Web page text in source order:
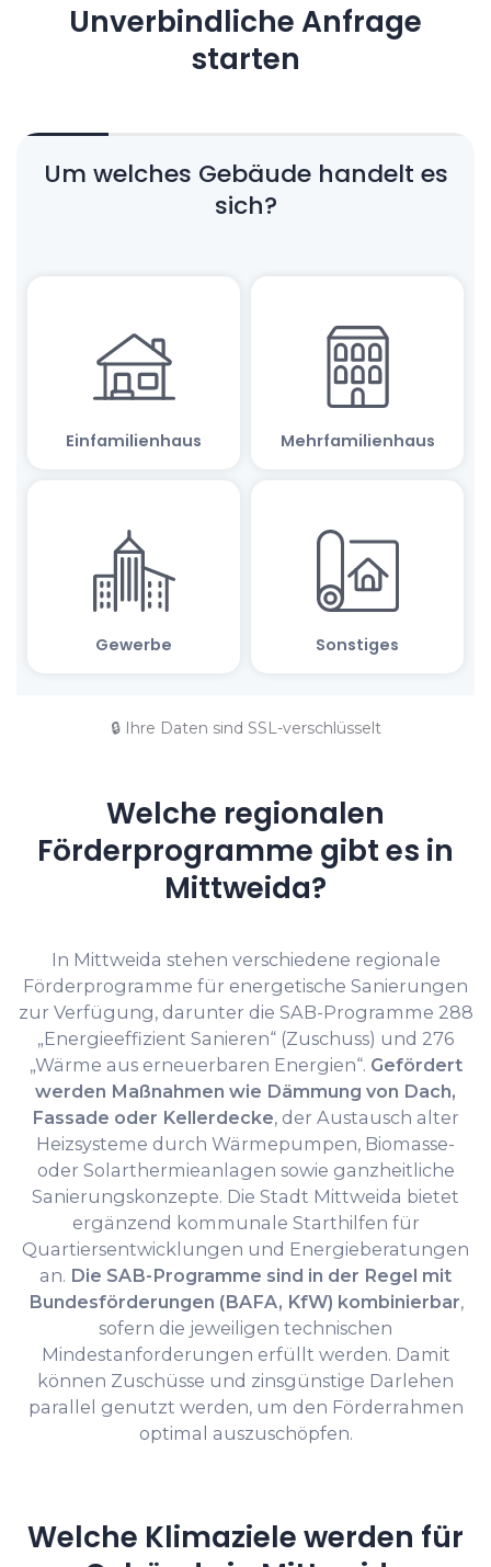
Unverbindliche Anfrage
starten
🔒 Ihre Daten sind SSL-verschlüsselt
Welche regionalen
Förderprogramme gibt es in
Mittweida?
In Mittweida stehen verschiedene regionale
Förderprogramme für energetische Sanierungen
zur Verfügung, darunter die SAB-Programme 288
„Energieeffizient Sanieren“ (Zuschuss) und 276
„Wärme aus erneuerbaren Energien“. Gefördert
werden Maßnahmen wie Dämmung von Dach,
Fassade oder Kellerdecke, der Austausch alter
Heizsysteme durch Wärmepumpen, Biomasse-
oder Solarthermieanlagen sowie ganzheitliche
Sanierungskonzepte. Die Stadt Mittweida bietet
ergänzend kommunale Starthilfen für
Quartiersentwicklungen und Energieberatungen
an. Die SAB-Programme sind in der Regel mit
Bundesförderungen (BAFA, KfW) kombinierbar,
sofern die jeweiligen technischen
Mindestanforderungen erfüllt werden. Damit
können Zuschüsse und zinsgünstige Darlehen
parallel genutzt werden, um den Förderrahmen
optimal auszuschöpfen.
Welche Klimaziele werden für